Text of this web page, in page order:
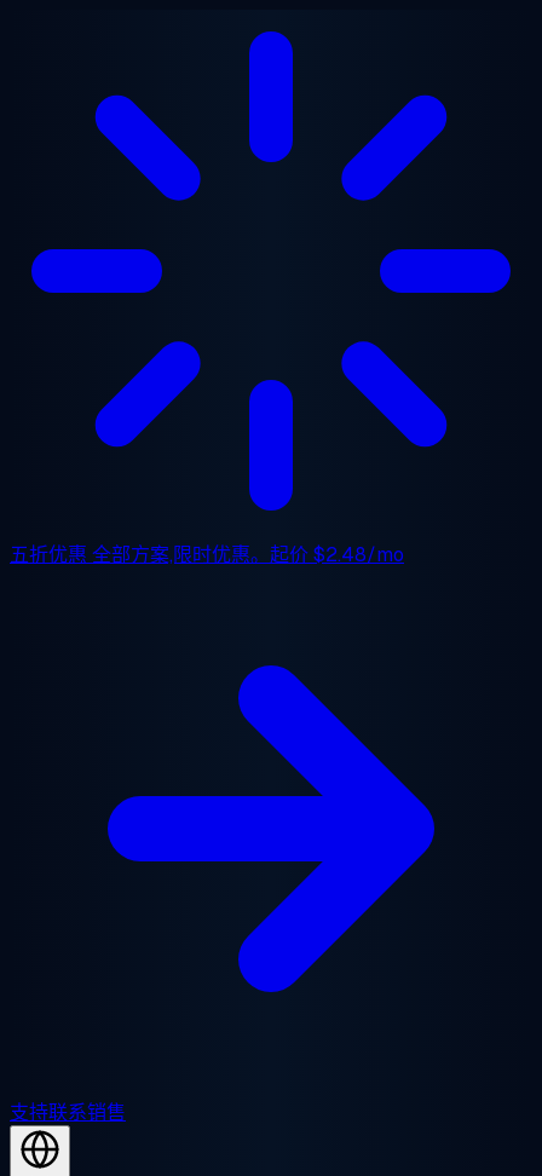
五折优惠 全部方案,限时优惠。起价$2.48/mo
支持联系销售